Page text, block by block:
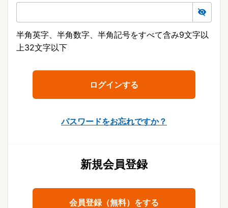
半角英字、半角数字、半角記号をすべて含み9文字以
上32文字以下
パスワードをお忘れですか？
新規会員登録
会員登録（無料）をする